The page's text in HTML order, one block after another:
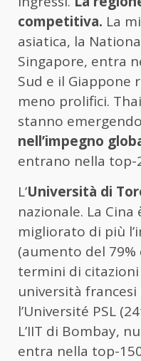
competitiva. La
asiatica, la
Singapore, entra
Sud e il Giappone
meno prolifici.
stanno
nell’impegno
entrano nella top-
L’Università di
nazionale. La Cina
migliorato di più
(aumento del
termini di citazioni
università
l’Université PSL
L’IIT di Bombay,
entra nella top-